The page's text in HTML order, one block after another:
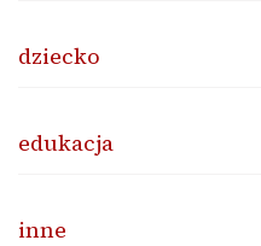
dziecko
edukacja
inne